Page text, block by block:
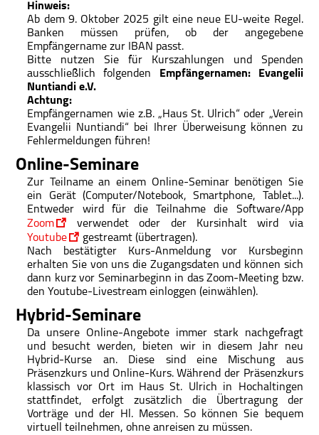
Hinweis:
Ab dem 9. Oktober 2025 gilt eine neue EU-weite Regel.
Banken müssen prüfen, ob der angegebene
Empfängername zur IBAN passt.
Bitte nutzen Sie für Kurszahlungen und Spenden
ausschließlich folgenden Empfängernamen: Evangelii
Nuntiandi e.V.
Achtung:
Empfängernamen wie z.B. „Haus St. Ulrich“ oder „Verein
Evangelii Nuntiandi“ bei Ihrer Überweisung können zu
Fehlermeldungen führen!
Online-Seminare
Zur Teilname an einem Online-Seminar benötigen Sie
ein Gerät (Computer/Notebook, Smartphone, Tablet...).
Entweder wird für die Teilnahme die Software/App
Zoom
verwendet oder der Kursinhalt wird via
Youtube
gestreamt (übertragen).
Nach bestätigter Kurs-Anmeldung vor Kursbeginn
erhalten Sie von uns die Zugangsdaten und können sich
dann kurz vor Seminarbeginn in das Zoom-Meeting bzw.
den Youtube-Livestream einloggen (einwählen).
Hybrid-Seminare
Da unsere Online-Angebote immer stark nachgefragt
und besucht werden, bieten wir in diesem Jahr neu
Hybrid-Kurse an. Diese sind eine Mischung aus
Präsenzkurs und Online-Kurs. Während der Präsenzkurs
klassisch vor Ort im Haus St. Ulrich in Hochaltingen
stattfindet, erfolgt zusätzlich die Übertragung der
Vorträge und der Hl. Messen. So können Sie bequem
virtuell teilnehmen, ohne anreisen zu müssen.